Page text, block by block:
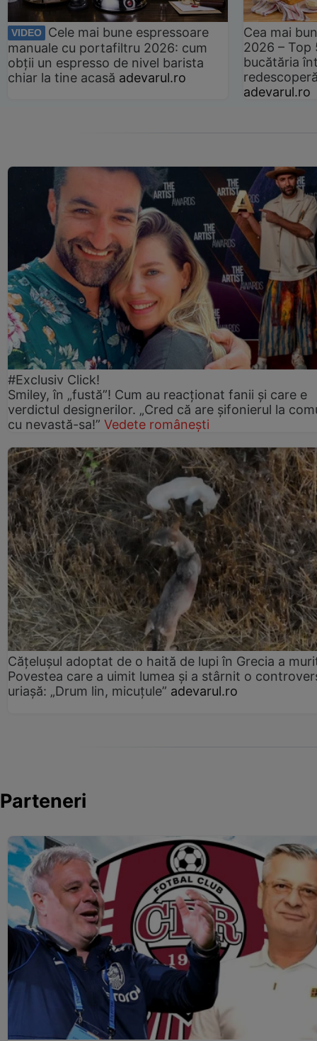
VIDEO
Cele mai bune espressoare
manuale cu portafiltru 2026: cum
obții un espresso de nivel barista
chiar la tine acasă adevarul.ro
Cea mai
2026 –
bucătăria
adevarul.ro
#Exclusiv Click!
Smiley, în „fustă”! Cum au reacționat fanii și care e
verdictul designerilor. „Cred că are șifonierul la
cu nevastă-sa!” Vedete românești
Cățelușul adoptat de o haită de lupi în Grecia a
Povestea care a uimit lumea și a stârnit o
uriașă: „Drum lin, micuțule” adevarul.ro
Parteneri